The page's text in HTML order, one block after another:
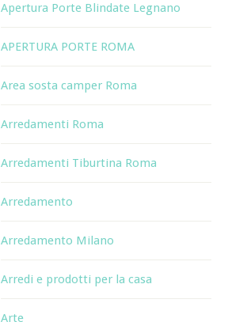
Apertura Porte Blindate Legnano
APERTURA PORTE ROMA
Area sosta camper Roma
Arredamenti Roma
Arredamenti Tiburtina Roma
Arredamento
Arredamento Milano
Arredi e prodotti per la casa
Arte